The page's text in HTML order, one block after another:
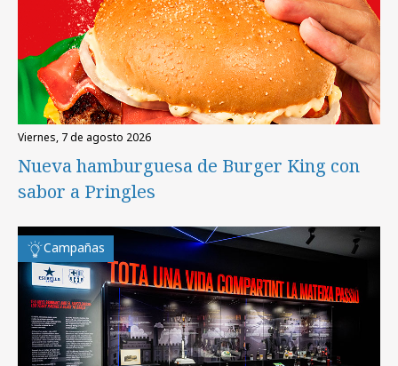
viernes, 7 de agosto 2026
Nueva hamburguesa de Burger King con
sabor a Pringles
Campañas